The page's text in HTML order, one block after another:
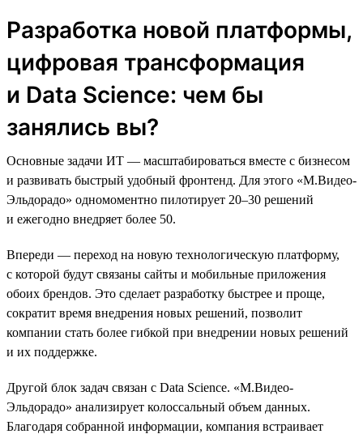
Разработка новой платформы,
цифровая трансформация
и Data Science: чем бы
занялись вы?
Основные задачи ИТ — масштабироваться вместе с бизнесом
и развивать быстрый удобный фронтенд. Для этого «М.Видео-
Эльдорадо» одномоментно пилотирует 20–30 решений
и ежегодно внедряет более 50.
Впереди — переход на новую технологическую платформу,
с которой будут связаны сайты и мобильные приложения
обоих брендов. Это сделает разработку быстрее и проще,
сократит время внедрения новых решений, позволит
компании стать более гибкой при внедрении новых решений
и их поддержке.
Другой блок задач связан с Data Science. «М.Видео-
Эльдорадо» анализирует колоссальный объем данных.
Благодаря собранной информации, компания встраивает